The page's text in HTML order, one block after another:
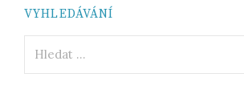
VYHLEDÁVÁNÍ